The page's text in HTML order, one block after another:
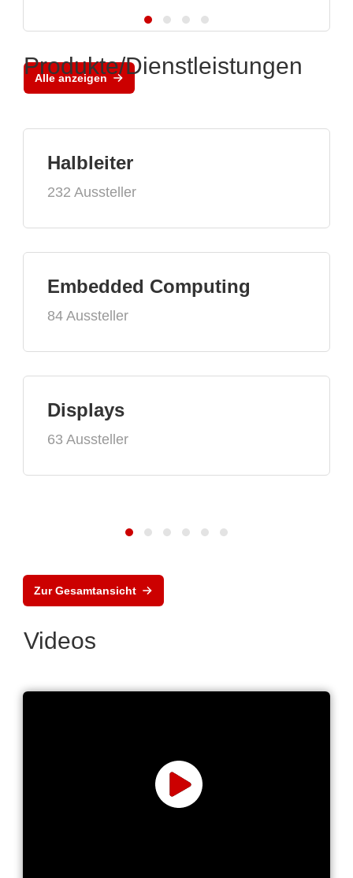
Alle anzeigen
Produkte/Dienstleistungen
Halbleiter
232 Aussteller
Embedded Computing
84 Aussteller
Displays
63 Aussteller
Zur Gesamtansicht
Videos